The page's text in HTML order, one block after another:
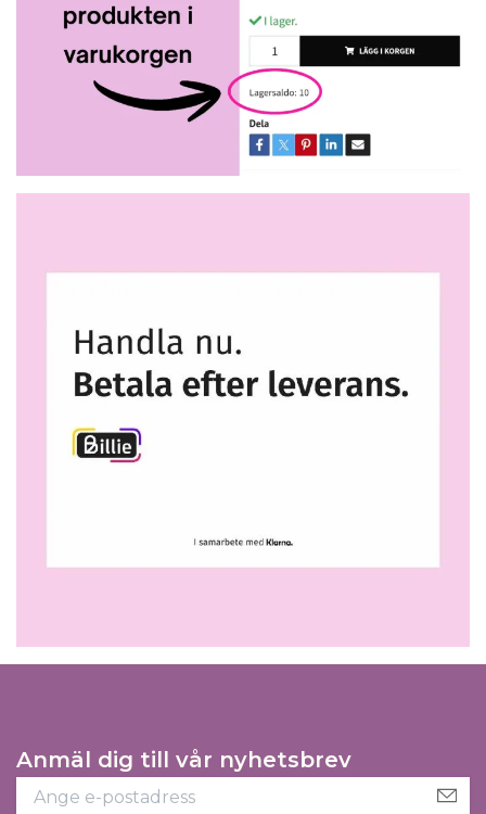
Anmäl dig till vår nyhetsbrev